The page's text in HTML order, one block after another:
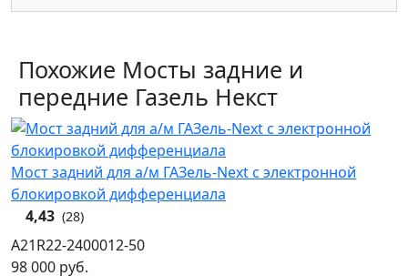
Похожие Мосты задние и
передние Газель Некст
Мост задний для а/м ГАЗель-Next с электронной
блокировкой дифференциала
4,43 (28)
А21R22-2400012-50
98 000 руб.